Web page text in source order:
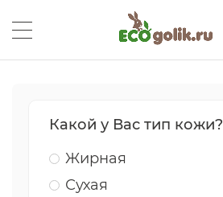
Какой у Вас тип кожи?
Жирная
Сухая